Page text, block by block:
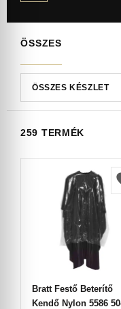
ÖSSZES
259 TERMÉK
Bratt Festő Beterítő
Kendő Nylon 5586